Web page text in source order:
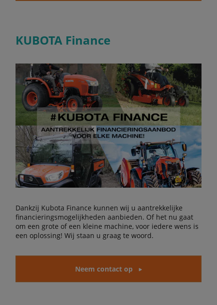
KUBOTA Finance
Dankzij Kubota Finance kunnen wij u aantrekkelijke
financieringsmogelijkheden aanbieden. Of het nu gaat
om een grote of een kleine machine, voor iedere wens is
een oplossing! Wij staan u graag te woord.
Neem contact op